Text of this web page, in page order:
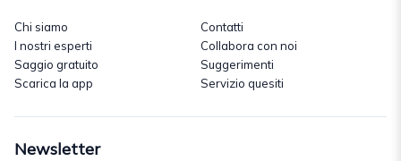
Chi siamo
I nostri esperti
Saggio gratuito
Scarica la app
Contatti
Collabora con noi
Suggerimenti
Servizio quesiti
Newsletter